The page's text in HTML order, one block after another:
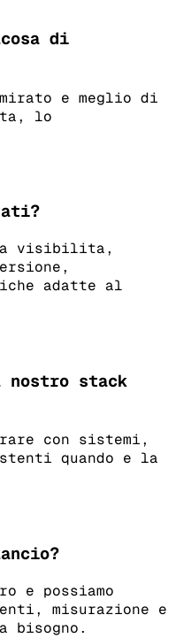
di
e meglio di
lo
a visibilita,
adatte al
stack
con sistemi,
quando e la
e possiamo
misurazione e
bisogno.